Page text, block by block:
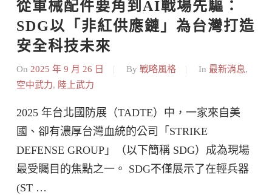
從軍械配件要角到AI戰場先驅：
SDG以「非紅供應鏈」為台灣打造
安全科技未來
On 2025 年 9 月 26 日 By 戰略風格 In 最新消息,
空中武力, 陸上武力
2025 年台北國防展（TADTE）中，一家來自美
國、卻有濃厚台灣血統的公司「STRIKE
DEFENSE GROUP」（以下簡稱 SDG）成為現場
最受矚目的焦點之一。 SDG不僅展示了在輕兵器
(ST …